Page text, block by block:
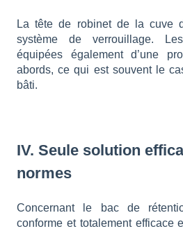
La tête de robinet de la cuve
système de verrouillage.
équipées également d’une
abords, ce qui est souvent le
bâti.
IV. Seule solution
normes
Concernant le bac de
conforme et totalement efficace